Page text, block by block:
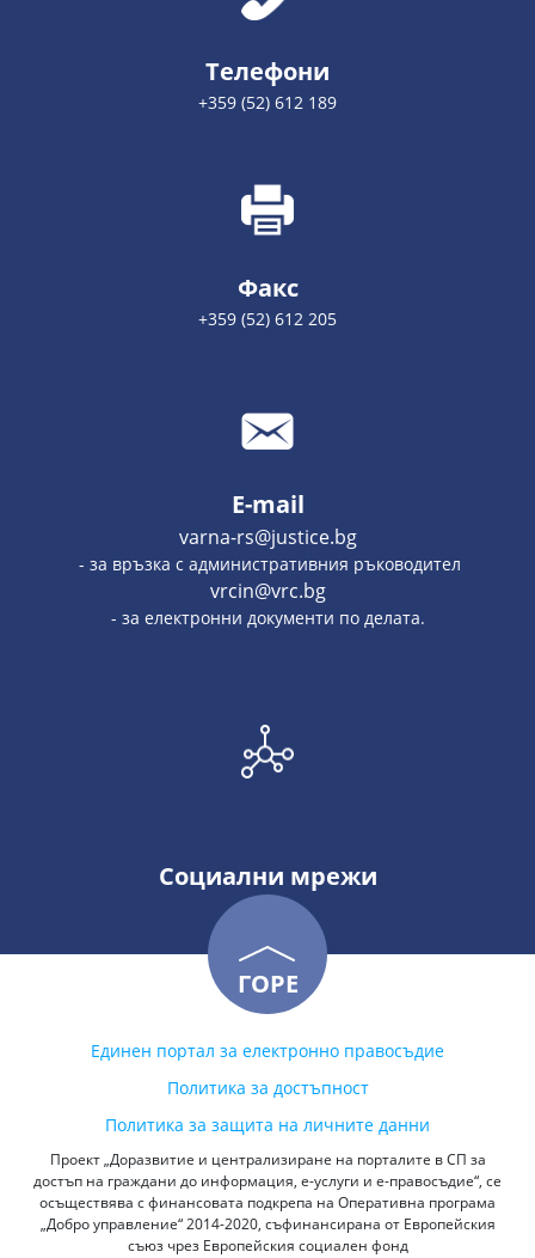
Телефони
+359 (52) 612 189
Факс
+359 (52) 612 205
E-mail
varna-rs@justice.bg
- за връзка с административния ръководител
vrcin@vrc.bg
- за електронни документи по делата.
Социални мрежи
ГОРЕ
Единен портал за електронно правосъдие
Политика за достъпност
Политика за защита на личните данни
Проект „Доразвитие и централизиране на порталите в СП за
достъп на граждани до информация, е-услуги и е-правосъдие“, се
осъществява с финансовата подкрепа на Оперативна програма
„Добро управление“ 2014-2020, съфинансирана от Европейския
съюз чрез Европейския социален фонд